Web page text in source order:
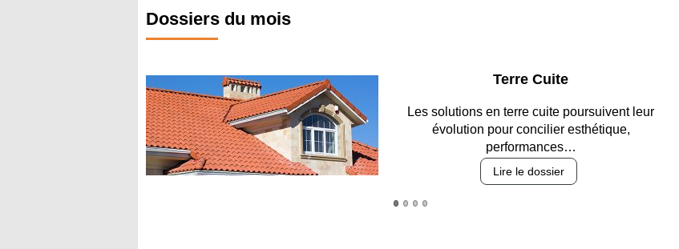
Dossiers du mois
Parking et garages
Entre circulation, sécurisation des accès, durabilité
des revêtements et intégration…
Lire le dossier